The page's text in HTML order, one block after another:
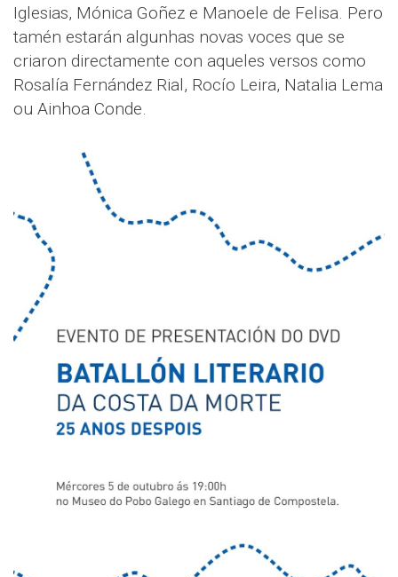
Iglesias, Mónica Goñez e Manoele de Felisa. Pero
tamén estarán algunhas novas voces que se
criaron directamente con aqueles versos como
Rosalía Fernández Rial, Rocío Leira, Natalia Lema
ou Ainhoa Conde.